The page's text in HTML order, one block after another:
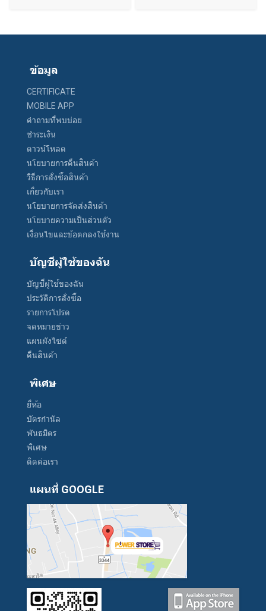
ข้อมูล
CERTIFICATE
MOBILE APP
คำถามที่พบบ่อย
ชำระเงิน
ดาวน์โหลด
นโยบายการคืนสินค้า
วิธีการสั่งซื้อสินค้า
เกี่ยวกับเรา
นโยบายการจัดส่งสินค้า
นโยบายความเป็นส่วนตัว
เงื่อนไขและข้อตกลงใช้งาน
บัญชีผู้ใช้ของฉัน
บัญชีผู้ใช้ของฉัน
ประวัติการสั่งซื้อ
รายการโปรด
จดหมายข่าว
แผนผังไซต์
คืนสินค้า
พิเศษ
ยี่ห้อ
บัตรกำนัล
พันธมิตร
พิเศษ
ติดต่อเรา
แผนที่ GOOGLE